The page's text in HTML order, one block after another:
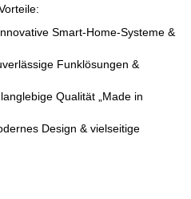
Smart-Home-Systeme &
Funklösungen &
Qualität „Made in
Design & vielseitige